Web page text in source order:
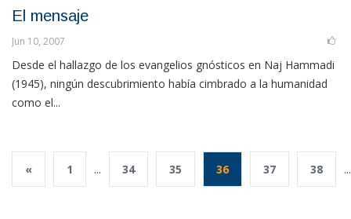
El mensaje
Jun 10, 2007
Desde el hallazgo de los evangelios gnósticos en Naj Hammadi
(1945), ningún descubrimiento había cimbrado a la humanidad
como el...
« 1 ... 34 35 36 37 38 ...